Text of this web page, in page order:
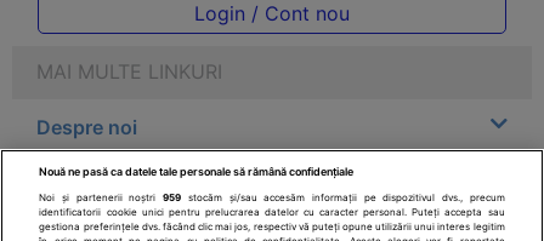
Login / Cont nou
MAI MULTE LINKURI
Despre noi
Legal
Nouă ne pasă ca datele tale personale să rămână confidențiale
Noi și partenerii noștri959 stocăm și/sau accesăm informații pe dispozitivul dvs., precum
identificatorii cookie unici pentru prelucrarea datelor cu caracter personal. Puteți accepta sau
gestiona preferințele dvs. făcând clic mai jos, respectiv vă puteți opune utilizării unui interes legitim